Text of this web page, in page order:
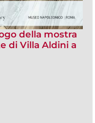
della mostra
di Villa Aldini a